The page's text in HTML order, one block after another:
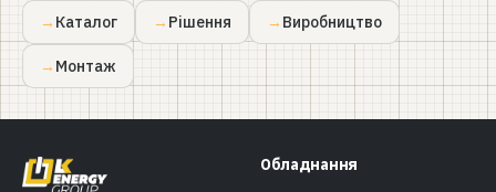
Каталог Рішення Виробництво
Монтаж
Обладнання